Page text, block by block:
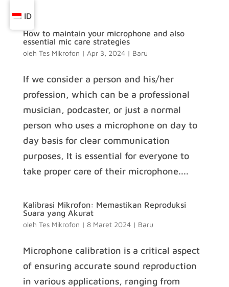
How to maintain your microphone and also
essential mic care strategies
oleh Tes Mikrofon | Apr 3, 2024| Baru
If we consider a person and his/her
profession, which can be a professional
musician, podcaster, or just a normal
person who uses a microphone on day to
day basis for clear communication
purposes, It is essential for everyone to
take proper care of their microphone....
Kalibrasi Mikrofon: Memastikan Reproduksi
Suara yang Akurat
oleh Tes Mikrofon | 8 Maret 2024| Baru
Microphone calibration is a critical aspect
of ensuring accurate sound reproduction
in various applications, ranging from
ID